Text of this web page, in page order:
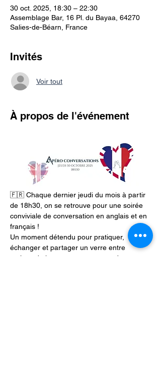
30 oct. 2025, 18:30 – 22:30
Assemblage Bar, 16 Pl. du Bayaa, 64270
Salies-de-Béarn, France
Invités
Voir tout
À propos de l'événement
🇫🇷 Chaque dernier jeudi du mois à partir
de 18h30, on se retrouve pour une soirée
conviviale de conversation en anglais et en
français !
Un moment détendu pour pratiquer,
échanger et partager un verre entre
curieux de langues et amoureux des mots.